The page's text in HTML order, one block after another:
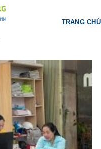
TRANG CHỦ